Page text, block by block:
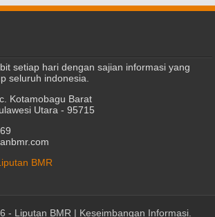
setiap hari dengan sajian informasi yang
seluruh indonesia.
Kotamobagu Barat
Utara - 95715
BMR
- Liputan BMR | Keseimbangan Informasi